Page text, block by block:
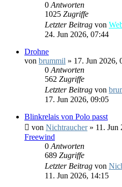
0 Antworten
1025 Zugriffe
Letzter Beitrag von
24. Jun 2026, 07:44
Drohne
von brummil » 17. Jun 2026,
0 Antworten
562 Zugriffe
Letzter Beitrag von
17. Jun 2026, 09:05
Blinkrelais von Polo passt
von Nichtraucher» 11. Jun
Freewind
0 Antworten
689 Zugriffe
Letzter Beitrag von
11. Jun 2026, 14:15